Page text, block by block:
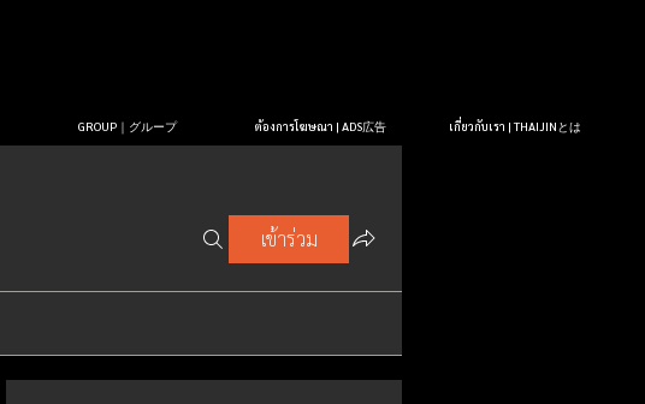
GROUP｜グループ ต้องการโฆษณา | ADS広告 เกี่ยวกับเรา | THAIJINとは
เข้าร่วม